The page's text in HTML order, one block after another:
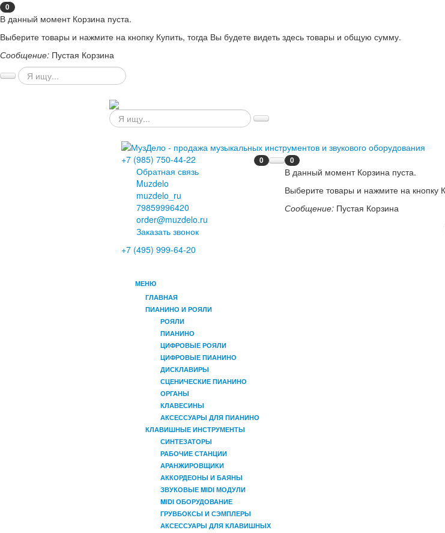
0
В данный момент Корзина пуста.
Выберите товары и нажмите на кнопку Купить, тогда Вы будете видеть здесь товары и общую сумму.
Сообщение: Пустая Корзина
+7 (985) 750-44-22
Обратная связь
Muzdelo
muzdelo_ru
79859996420
order@muzdelo.ru
Заказать звонок
+7 (495) 999-64-20
0
В данный момент Корзина пуста.
Выберите товары и нажмите на кнопку
Сообщение: Пустая Корзина
0
МЕНЮ
ГЛАВНАЯ
ПИАНИНО И РОЯЛИ
РОЯЛИ
ПИАНИНО
ЦИФРОВЫЕ РОЯЛИ
ЦИФРОВЫЕ ПИАНИНО
ДИСКЛАВИРЫ
СЦЕНИЧЕСКИЕ ПИАНИНО
ОРГАНЫ
КЛАВЕСИНЫ
АКСЕССУАРЫ ДЛЯ ПИАНИНО
КЛАВИШНЫЕ ИНСТРУМЕНТЫ
СИНТЕЗАТОРЫ
РАБОЧИЕ СТАНЦИИ
АРАНЖИРОВЩИКИ
АККОРДЕОНЫ И БАЯНЫ
ЗВУКОВЫЕ MIDI МОДУЛИ
MIDI ОБОРУДОВАНИЕ
ГРУВБОКСЫ И СЭМПЛЕРЫ
АКСЕССУАРЫ ДЛЯ КЛАВИШНЫХ